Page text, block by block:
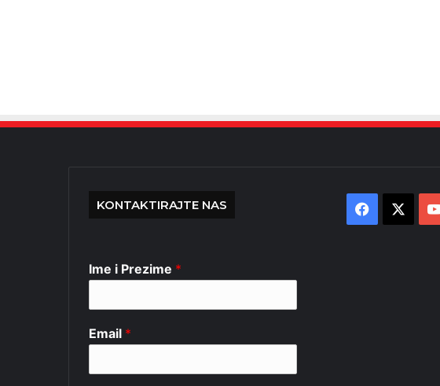
KONTAKTIRAJTE NAS
Ime i Prezime *
Email *
Facebook